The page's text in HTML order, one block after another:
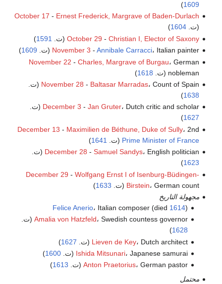
1609
)
October 17 - Ernest Frederick, Margrave of Baden-Durlach
(ت.1604
)
October 29 - Christian I, Elector of Saxony (ت. 1591
)
November 3 - Annibale Carracci، Italian painter (ت. 1609
)
November 22 - Charles, Margrave of Burgau، German
nobleman (ت.
1618
)
November 28 - Baltasar Marradas، Count of Spain (ت.
1638
)
December 3 - Jan Gruter، Dutch critic and scholar (ت.
1627
)
December 13 - Maximilien de Béthune, Duke of Sully، 2nd
Prime Minister of France (ت. 1641
)
December 28 - Samuel Sandys، English politician (ت.
1623
)
December 29 - Wolfgang Ernst I of Isenburg-Büdingen-
Birstein، German count (ت. 1633
)
مجهولة التاريخ
Felice Anerio، Italian composer (died 1614)
Amalia von Hatzfeld، Swedish countess governor (ت.
1628
)
Lieven de Key، Dutch architect (ت. 1627
)
Ishida Mitsunari، Japanese samurai (ت. 1600
)
Anton Praetorius، German pastor (ت. 1613
)
محتمل